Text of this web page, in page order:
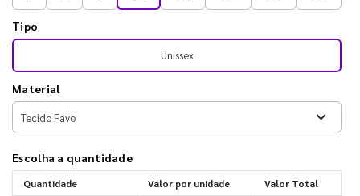
Tipo
Unissex
Material
Escolha a quantidade
Quantidade Valor por unidade Valor Total